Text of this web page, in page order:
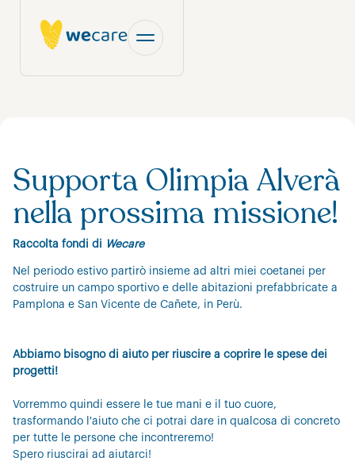
Supporta Olimpia Alverà
nella prossima missione!
Raccolta fondi di Wecare
Nel periodo estivo partirò insieme ad altri miei coetanei per
costruire un campo sportivo e delle abitazioni prefabbricate a
Pamplona e San Vicente de Cañete, in Perù.
Abbiamo bisogno di aiuto per riuscire a coprire le spese dei
progetti!
Vorremmo quindi essere le tue mani e il tuo cuore,
trasformando l'aiuto che ci potrai dare in qualcosa di concreto
per tutte le persone che incontreremo!
Spero riuscirai ad aiutarci!